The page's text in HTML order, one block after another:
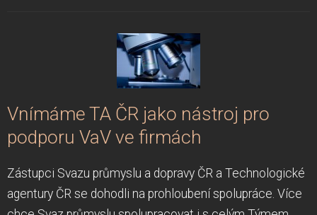
Vnímáme TA ČR jako nástroj pro
podporu VaV ve firmách
Zástupci Svazu průmyslu a dopravy ČR a Technologické
agentury ČR se dohodli na prohloubení spolupráce. Více